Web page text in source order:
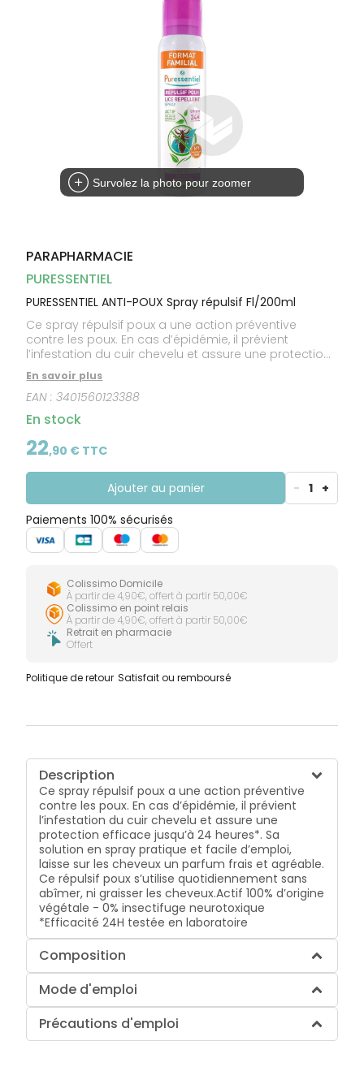
Survolez la photo pour zoomer
PARAPHARMACIE
PURESSENTIEL
PURESSENTIEL ANTI-POUX Spray répulsif Fl/200ml
Ce spray répulsif poux a une action préventive
contre les poux. En cas d’épidémie, il prévient
l’infestation du cuir chevelu et assure une protection
efficace jusqu’à 24 heures*. Sa solution en spray
pratique et facile d’emploi, laisse sur les cheveux un
parfum frais et agréable. Ce répulsif poux s’utilise
quotidiennement sans abîmer, ni graisser les
cheveux.Actif 100% d’origine végétale - 0% insectifuge
neurotoxique *Efficacité 24H testée en laboratoire
En savoir plus
EAN :3401560123388
En stock
22,90 € TTC
Ajouter au panier - 1 +
Paiements 100% sécurisés
Colissimo Domicile
À partir de 4,90€, offert à partir 50,00€
Colissimo en point relais
À partir de 4,90€, offert à partir 50,00€
Retrait en pharmacie
Offert
Politique de retour Satisfait ou remboursé
Description
Ce spray répulsif poux a une action préventive
contre les poux. En cas d’épidémie, il prévient
l’infestation du cuir chevelu et assure une
protection efficace jusqu’à 24 heures*. Sa
solution en spray pratique et facile d’emploi,
laisse sur les cheveux un parfum frais et agréable.
Ce répulsif poux s’utilise quotidiennement sans
abîmer, ni graisser les cheveux.Actif 100% d’origine
végétale - 0% insectifuge neurotoxique
*Efficacité 24H testée en laboratoire
Composition
Mode d'emploi
Précautions d'emploi